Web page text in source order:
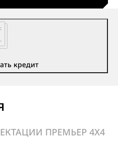
кредит
ПРЕМЬЕР 4X4